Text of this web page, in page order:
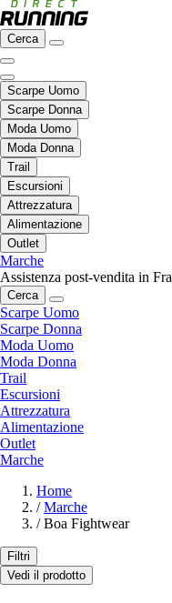
Cerca
Scarpe Uomo
Scarpe Donna
Moda Uomo
Moda Donna
Trail
Escursioni
Attrezzatura
Alimentazione
Outlet
Marche
Assistenza post-vendita in
Cerca
Scarpe Uomo
Scarpe Donna
Moda Uomo
Moda Donna
Trail
Escursioni
Attrezzatura
Alimentazione
Outlet
Marche
Home
/ Marche
/ Boa Fightwear
Filtri
Vedi il prodotto